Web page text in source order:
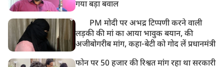
गया बड़ा बवाल
PM मोदी पर अभद्र टिप्पणी करने वाली
लड़की की मां का आया भावुक बयान, की
अजीबोगरीब मांग, कहा-बेटी को गोद लें प्रधानमंत्री
फोन पर 50 हजार की रिश्वत मांग रहा था सरकारी